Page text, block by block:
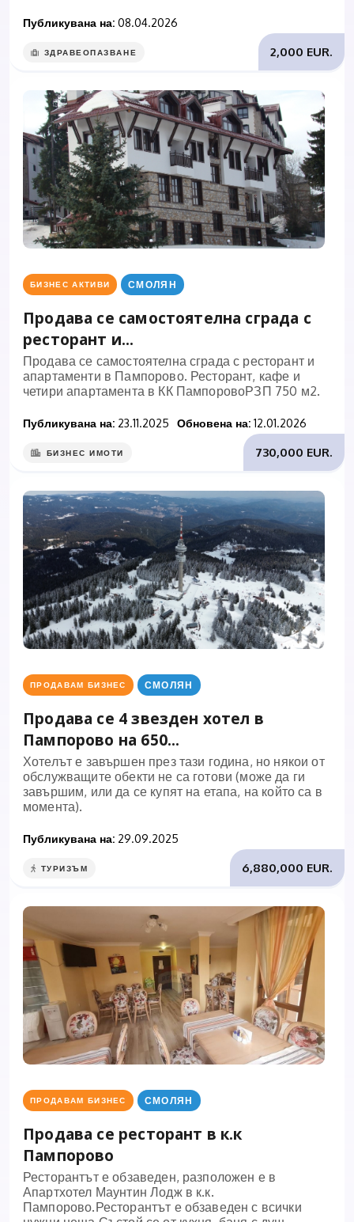
Публикувана на: 08.04.2026
2,000 EUR.
ЗДРАВЕОПАЗВАНЕ
БИЗНЕС АКТИВИ СМОЛЯН
Продава се самостоятелна сграда с
ресторант и...
Продава се самостоятелна сграда с ресторант и
апартаменти в Пампорово. Ресторант, кафе и
четири апартамента в КК ПампоровоРЗП 750 м2.
Публикувана на: 23.11.2025 Обновена на: 12.01.2026
730,000 EUR.
БИЗНЕС ИМОТИ
ПРОДАВАМ БИЗНЕС СМОЛЯН
Продава се 4 звезден хотел в
Пампорово на 650...
Хотелът е завършен през тази година, но някои от
обслужващите обекти не са готови (може да ги
завършим, или да се купят на етапа, на който са в
момента).
Публикувана на: 29.09.2025
6,880,000 EUR.
ТУРИЗЪМ
ПРОДАВАМ БИЗНЕС СМОЛЯН
Продава се ресторант в к.к
Пампорово
Ресторантът е обзаведен, разположен е в
Апартхотел Маунтин Лодж в к.к.
Пампорово.Ресторантът е обзаведен с всички